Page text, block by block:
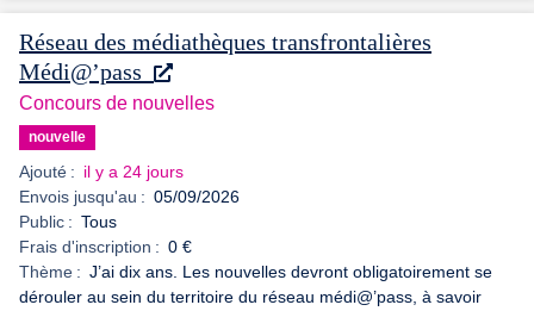
Réseau des médiathèques transfrontalières
Médi@’pass
Concours de nouvelles
nouvelle
Ajouté : il y a 24 jours
Envois jusqu'au : 05/09/2026
Public : Tous
Frais d'inscription : 0 €
Thème : J’ai dix ans. Les nouvelles devront obligatoirement se
dérouler au sein du territoire du réseau médi@’pass, à savoir